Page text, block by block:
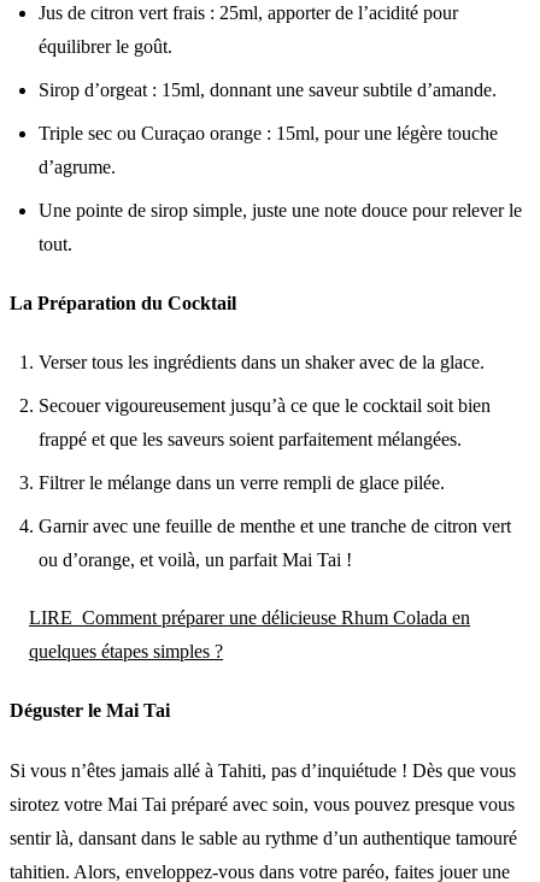
Jus de citron vert frais : 25ml, apporter de l’acidité pour
équilibrer le goût.
Sirop d’orgeat : 15ml, donnant une saveur subtile d’amande.
Triple sec ou Curaçao orange : 15ml, pour une légère touche
d’agrume.
Une pointe de sirop simple, juste une note douce pour relever le
tout.
La Préparation du Cocktail
Verser tous les ingrédients dans un shaker avec de la glace.
Secouer vigoureusement jusqu’à ce que le cocktail soit bien
frappé et que les saveurs soient parfaitement mélangées.
Filtrer le mélange dans un verre rempli de glace pilée.
Garnir avec une feuille de menthe et une tranche de citron vert
ou d’orange, et voilà, un parfait Mai Tai !
LIRE Comment préparer une délicieuse Rhum Colada en
quelques étapes simples ?
Déguster le Mai Tai
Si vous n’êtes jamais allé à Tahiti, pas d’inquiétude ! Dès que vous
sirotez votre Mai Tai préparé avec soin, vous pouvez presque vous
sentir là, dansant dans le sable au rythme d’un authentique tamouré
tahitien. Alors, enveloppez-vous dans votre paréo, faites jouer une